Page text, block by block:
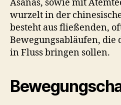
Asanas, sowie mit
wurzelt in der
besteht aus fließenden,
Bewegungsabläufen, die
in Fluss bringen sollen.